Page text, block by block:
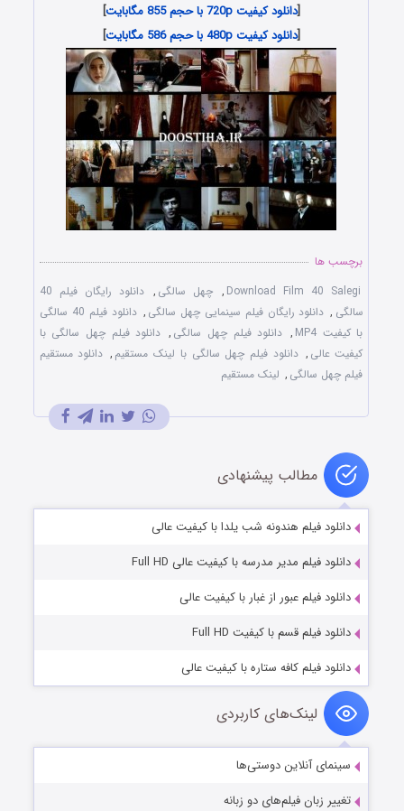
[دانلود کیفیت 720p با حجم 855 مگابایت
]
[دانلود کیفیت 480p با حجم 586 مگابایت ]
برچسب ها
Download Film 40 Salegi
, چهل سالگی ,
دانلود رایگان فیلم 40
سالگی , دانلود رایگان فیلم سینمایی چهل سالگی ,
دانلود فیلم 40 سالگی
با کیفیت MP4
, دانلود فیلم چهل سالگی , دانلود فیلم چهل سالگی با
کیفیت عالی , دانلود فیلم چهل سالگی با لینک مستقیم , دانلود مستقیم
فیلم چهل سالگی , لینک مستقیم
مطالب پیشنهادی
دانلود فیلم هندونه شب یلدا با کیفیت عالی
دانلود فیلم مدیر مدرسه با کیفیت عالی Full HD
دانلود فیلم عبور از غبار با کیفیت عالی
دانلود فیلم قسم با کیفیت Full HD
دانلود فیلم کافه ستاره با کیفیت عالی
لینک‌های کاربردی
سینمای آنلاین دوستی‌ها
تغییر زبان فیلم‌های دو زبانه